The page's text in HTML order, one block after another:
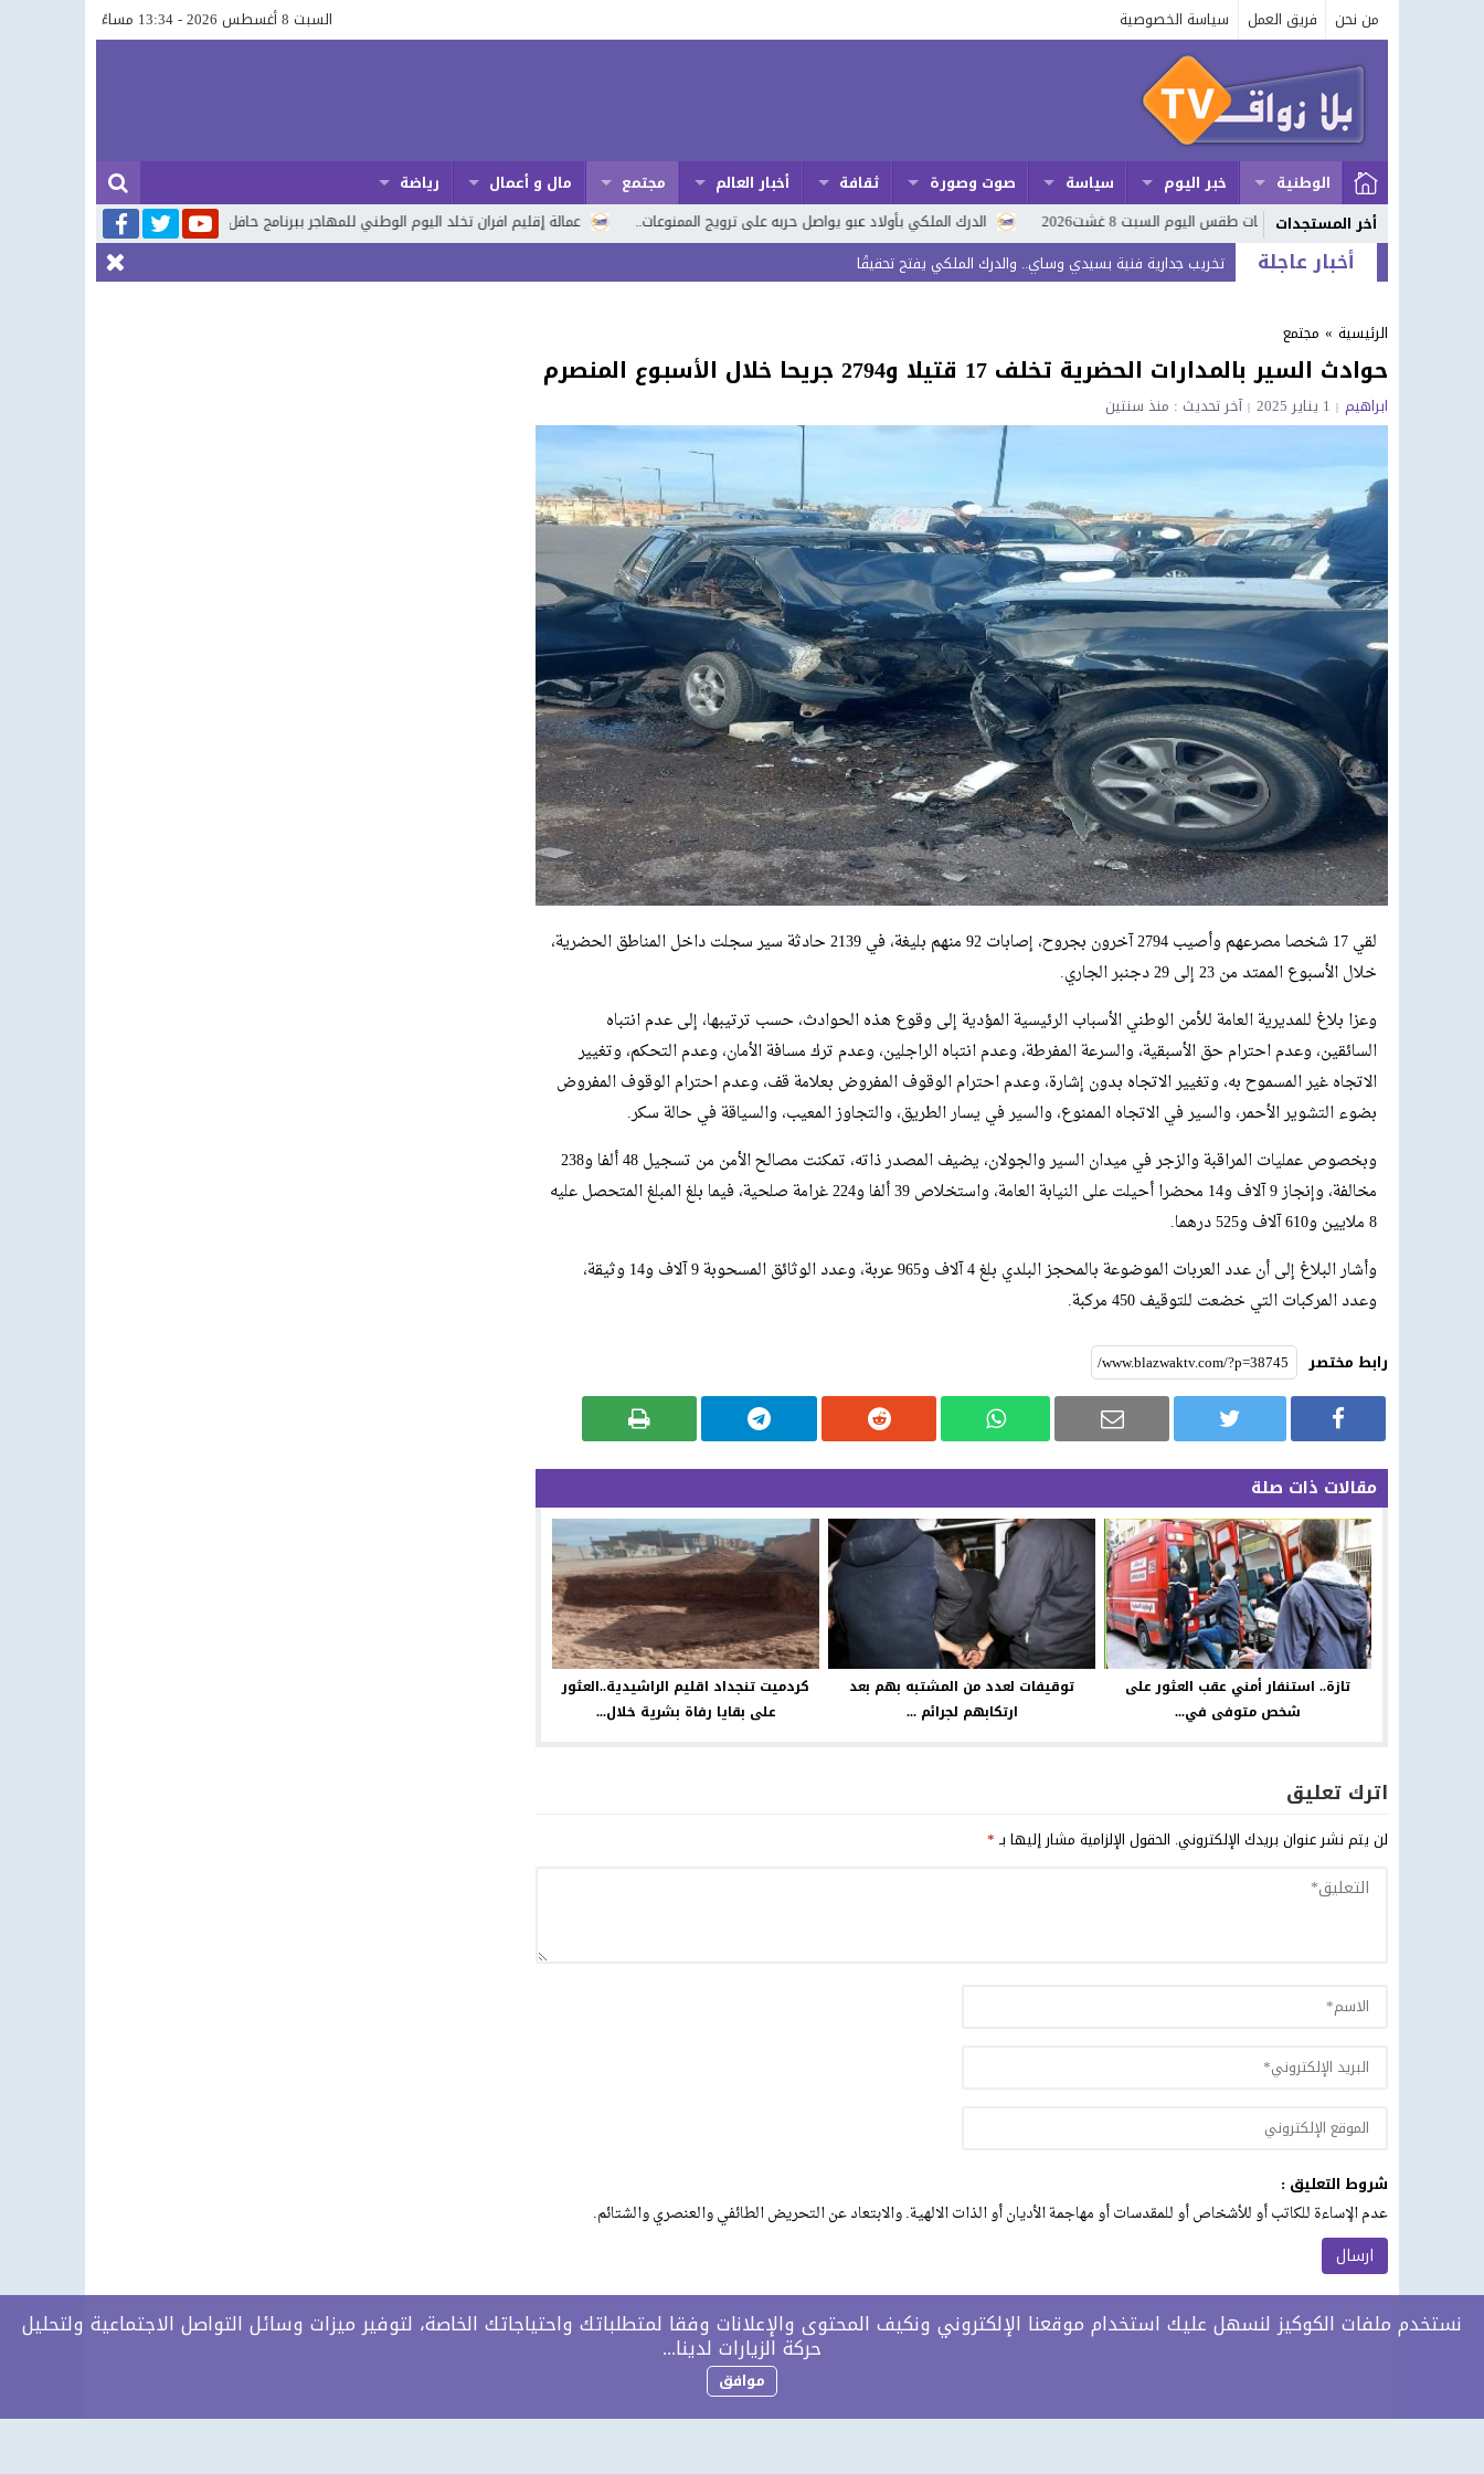
من نحن فريق العمل سياسة الخصوصية السبت 8 أغسطس 2026 - 13:34 مساءً
الوطنية خبر اليوم سياسة صوت وصورة ثقافة أخبار العالم مجتمع مال و أعمال
رياضة
أخر المستجدات
توقعات طقس اليوم السبت 8 غشت2026 الدرك الملكي بأولاد عبو يواصل حربه على ترويج الممنوعات.. عمالة إقليم افران تخلد اليوم الوطني للمهاجر ببرنامج حافل يعزز الاستثمار وشعاره أوراش المغرب 2030
أخبار عاجلة
تخريب جدارية فنية بسيدي وساي.. والدرك الملكي يفتح تحقيقًا
الخميسات.. “مؤسسة زمور زيان للتضامن” نحو بلورة رؤيةٍ استراتيجيةٍ للتنمية المندمجة
سيدي بنور ..مأساة !! شاب يفقد حياته إثر اعتداء جانحين بطريقة وحشية
گلميمة اقليم الراشدية ..تعثر مشروع تهيئة المركز يثير حفيظة الساكنة !
الرئيسية » مجتمع
حوادث السير بالمدارات الحضرية تخلف 17 قتيلا و2794 جريحا خلال الأسبوع المنصرم
ابراهيم 1 يناير 2025 آخر تحديث : منذ سنتين
لقي 17 شخصا مصرعهم وأصيب 2794 آخرون بجروح، إصابات 92 منهم بليغة، في 2139 حادثة سير سجلت داخل المناطق الحضرية،
خلال الأسبوع الممتد من 23 إلى 29 دجنبر الجاري.
وعزا بلاغ للمديرية العامة للأمن الوطني الأسباب الرئيسية المؤدية إلى وقوع هذه الحوادث، حسب ترتيبها، إلى عدم انتباه
السائقين، وعدم احترام حق الأسبقية، والسرعة المفرطة، وعدم انتباه الراجلين، وعدم ترك مسافة الأمان، وعدم التحكم، وتغيير
الاتجاه غير المسموح به، وتغيير الاتجاه بدون إشارة، وعدم احترام الوقوف المفروض بعلامة قف، وعدم احترام الوقوف المفروض
بضوء التشوير الأحمر، والسير في الاتجاه الممنوع، والسير في يسار الطريق، والتجاوز المعيب، والسياقة في حالة سكر.
وبخصوص عمليات المراقبة والزجر في ميدان السير والجولان، يضيف المصدر ذاته، تمكنت مصالح الأمن من تسجيل 48 ألفا و238
مخالفة، وإنجاز 9 آلاف و14 محضرا أحيلت على النيابة العامة، واستخلاص 39 ألفا و224 غرامة صلحية، فيما بلغ المبلغ المتحصل عليه
8 ملايين و610 آلاف و525 درهما.
وأشار البلاغ إلى أن عدد العربات الموضوعة بالمحجز البلدي بلغ 4 آلاف و965 عربة، وعدد الوثائق المسحوبة 9 آلاف و14 وثيقة،
وعدد المركبات التي خضعت للتوقيف 450 مركبة.
رابط مختصر
مقالات ذات صلة
تازة.. استنفار أمني عقب العثور على
شخص متوفى في...
توقيفات لعدد من المشتبه بهم بعد
ارتكابهم لجرائم ...
كردميت تنجداد اقليم الراشيدية..العثور
على بقايا رفاة بشرية خلال...
اترك تعليق
لن يتم نشر عنوان بريدك الإلكتروني. الحقول الإلزامية مشار إليها بـ*
شروط التعليق :
عدم الإساءة للكاتب أو للأشخاص أو للمقدسات أو مهاجمة الأديان أو الذات الالهية. والابتعاد عن التحريض الطائفي والعنصري والشتائم.
نستخدم ملفات الكوكيز لنسهل عليك استخدام موقعنا الإلكتروني ونكيف المحتوى والإعلانات وفقا لمتطلباتك واحتياجاتك الخاصة، لتوفير ميزات وسائل التواصل الاجتماعية ولتحليل
حركة الزيارات لدينا...
موافق